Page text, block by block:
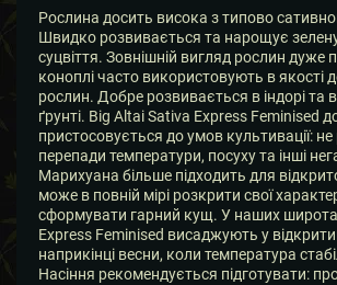
Рослина досить висока з типово
Швидко розвивається та нарощує
суцвіття. Зовнішній вигляд рослин дуже
коноплі часто використовують в якості
рослин. Добре розвивається в індорі та
ґрунті. Big Altai Sativa Express Feminised
пристосовується до умов культивації: не
перепади температури, посуху та інші
Марихуана більше підходить для
може в повній мірі розкрити свої
сформувати гарний кущ. У наших
Express Feminised висаджують у
наприкінці весни, коли температура
Насіння рекомендується підготувати: